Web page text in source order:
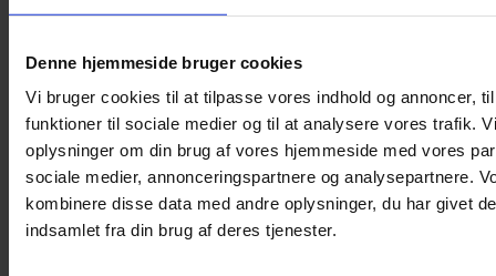
Denne hjemmeside bruger cookies
Vi bruger cookies til at tilpasse vores indhold og annoncer,
funktioner til sociale medier og til at analysere vores trafik.
oplysninger om din brug af vores hjemmeside med vores
sociale medier, annonceringspartnere og analysepartnere.
kombinere disse data med andre oplysninger, du har givet
indsamlet fra din brug af deres tjenester.
Hamsterbur
Kaninbur
Rottebur
Marsvinebur
Overdækning løbegård